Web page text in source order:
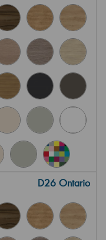
D26 Ontario